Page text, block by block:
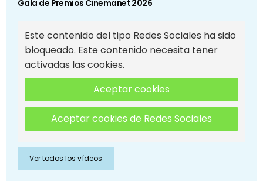
Gala de Premios Cinemanet 2026
Este contenido del tipo Redes Sociales ha sido
bloqueado. Este contenido necesita tener
activadas las cookies.
Aceptar cookies
Aceptar cookies de Redes Sociales
Ver todos los vídeos